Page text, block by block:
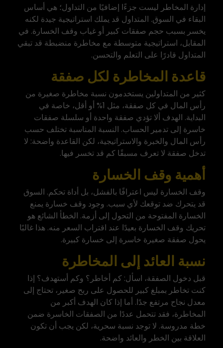
إدارة المخاطر ليست جزءًا إضافيًا من التداول؛ هي أساس
البقاء في السوق. المتداول قد يملك استراتيجية جيدة لكنه
يخسر بسبب حجم صفقات كبير أو غياب وقف الخسارة. في
المقابل، استراتيجية متوسطة مع مخاطرة منضبطة قد تبقي
المتداول قادرًا على التعلم والتحسن.
قاعدة المخاطرة لكل صفقة
كثير من المتداولين يستخدمون نسبة مخاطرة صغيرة من
رأس المال في كل صفقة، مثل 1% أو أقل، خاصة في
البداية. الهدف ألا تؤدي صفقة واحدة أو سلسلة صفقات
خاسرة إلى تدمير الحساب. النسبة المناسبة تختلف حسب
رأس المال والخبرة والاستراتيجية، لكن القاعدة واضحة: لا
تدخل صفقة لا تعرف مسبقًا كم قد تخسر فيها.
أهمية وقف الخسارة
وقف الخسارة ليس اعترافًا بالفشل، بل أداة تحكم. السوق
قد يتحرك ضد توقعك لأي سبب. وجود وقف خسارة يمنع
الخسارة المفتوحة من التحول إلى أزمة. الخطأ الشائع هو
تحريك وقف الخسارة بعيدًا عند اقتراب السعر منه. هذا غالبًا
يحول صفقة صغيرة خاسرة إلى خسارة كبيرة.
نسبة العائد إلى المخاطرة
قبل دخول الصفقة، اسأل: كم أخاطر؟ وكم أستهدف؟ إذا
كنت تخاطر بمبلغ كبير للحصول على ربح صغير، تحتاج إلى
معدل نجاح مرتفع جدًا. أما إذا كان الهدف أكبر من
المخاطرة، فقد تتحمل عددًا من الصفقات الخاسرة ضمن
خطة مدروسة. لا توجد نسبة سحرية، لكن يجب أن تكون
العلاقة بين الخطر والعائد واضحة.